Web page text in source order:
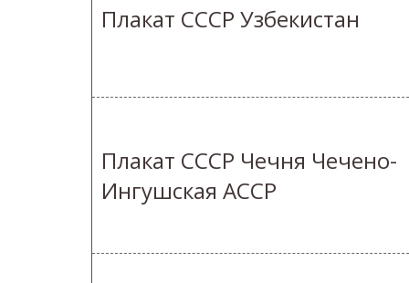
Плакат СССР Узбекистан
Плакат СССР Чечня Чечено-
Ингушская АССР